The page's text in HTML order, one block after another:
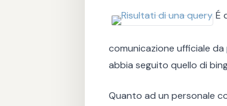
É
comunicazione ufficiale
abbia seguito quello di
Quanto ad un personale